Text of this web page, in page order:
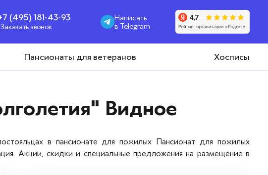
(495) 181-43-93
Заказать звонок
Написать
в Telegram
Пансионаты для ветеранов Хосписы
Видное
в пансионате для пожилых Пансионат для пожилых
Акции, скидки и специальные предложения на размещение в